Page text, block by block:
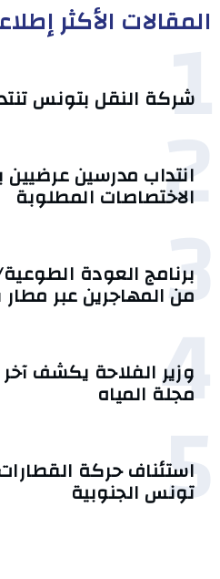
المقالات الأكثر
1
شركة النقل بتونس
2
انتداب مدرسين
الاختصاصات المطلوبة
3
برنامج العودة
من المهاجرين عبر
4
وزير الفلاحة يكشف
مجلة المياه
5
استئناف حركة
تونس الجنوبية